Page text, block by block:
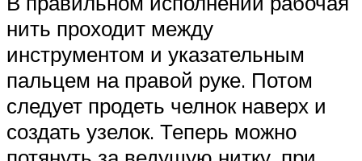
нить проходит между
инструментом и указательным
пальцем на правой руке. Потом
следует продеть челнок наверх и
создать узелок. Теперь можно